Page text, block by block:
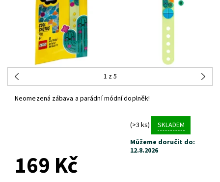
1 z 5
Neomezená zábava a parádní módní doplněk!
(>3 ks)
SKLADEM
Můžeme doručit do:
12.8.2026
169 Kč